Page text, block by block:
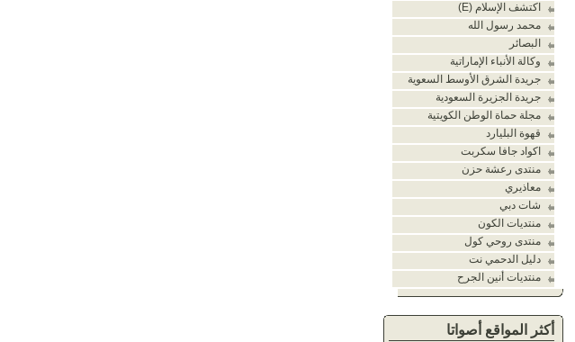
اكتشف الإسلام (E)
محمد رسول الله
البصائر
وكالة الأنباء الإماراتية
جريدة الشرق الأوسط السعوية
جريدة الجزيرة السعودية
مجلة حماة الوطن الكويتية
قهوة البليارد
اكواد جافا سكربت
منتدى رعشة حزن
معاذيري
شات دبي
منتديات الكون
منتدى روحي كول
دليل الدحمي نت
منتديات أنين الجرح
أكثر المواقع أصواتا